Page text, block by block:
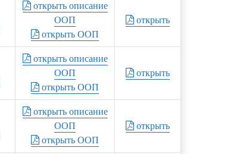
открыть описание
ООП
открыть ООП
открыть
открыть описание
ООП
открыть ООП
открыть
открыть описание
ООП
открыть ООП
открыть